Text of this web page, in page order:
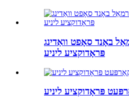
באָנד סאָפט וואַדינג
פּראָדוקציע ליניע
פּראָדוקציע ליניע